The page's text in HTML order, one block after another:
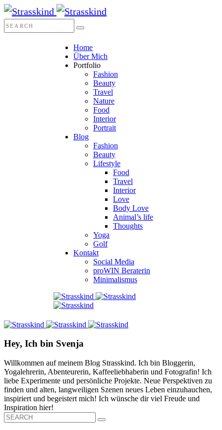
Home
Über Mich
Portfolio
Fashion
Beauty
Travel
Nature
Food
Interior
Portrait
Blog
Fashion
Beauty
Lifestyle
Food
Travel
Interior
Love
Body Love
Animal’s life
Thoughts
Yoga
Golf
Kontakt
Social Media
proWIN Beraterin
Minimalismus
Hey, Ich bin Svenja
Willkommen auf meinem Blog Strasskind. Ich bin Bloggerin,
Yogalehrerin, Abenteurerin, Kaffeeliebhaberin und Fotografin! Ich
liebe Experimente und persönliche Projekte. Neue Perspektiven zu
finden und alten, langweiligen Szenen neues Leben einzuhauchen,
inspiriert und begeistert mich! Ich wünsche dir viel Freude und
Inspiration hier!